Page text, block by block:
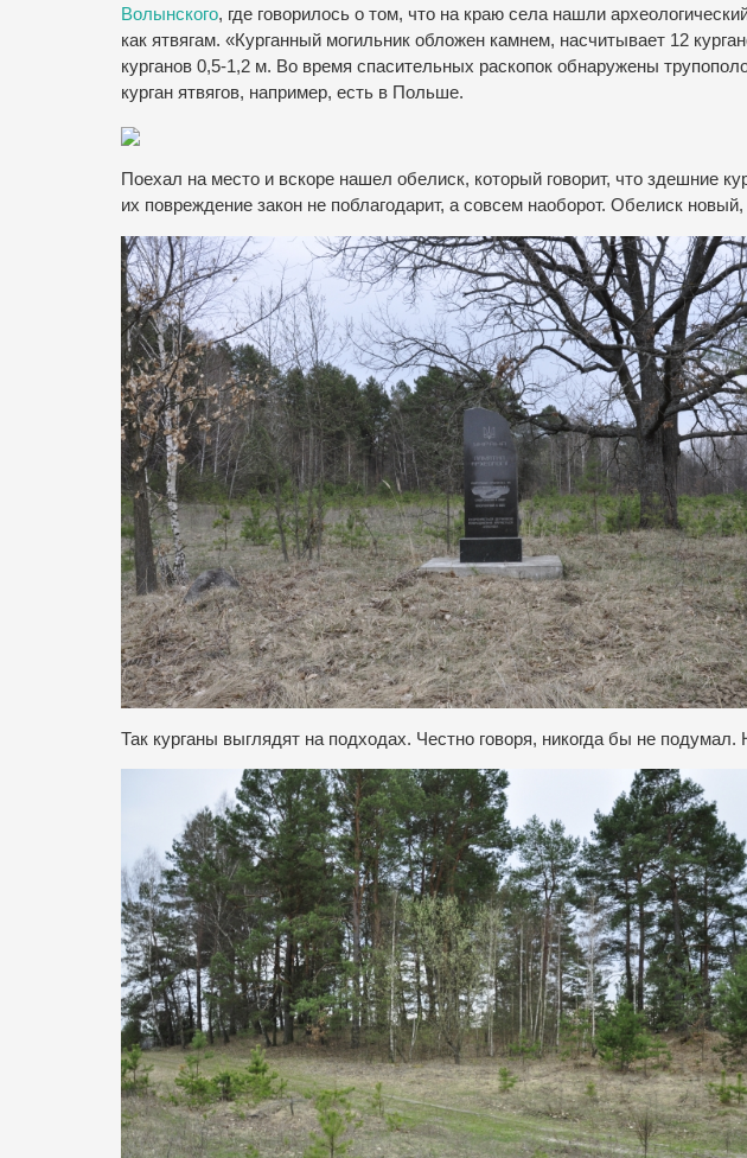
Волынского, где говорилось о том, что на краю села нашли
как ятвягам. «Курганный могильник обложен камнем, насчитывает 12
курганов 0,5-1,2 м. Во время спасительных раскопок обнаружены
курган ятвягов, например, есть в Польше.
Поехал на место и вскоре нашел обелиск, который говорит, что здешние
их повреждение закон не поблагодарит, а совсем наоборот. Обелиск
Так курганы выглядят на подходах. Честно говоря, никогда бы не подумал.